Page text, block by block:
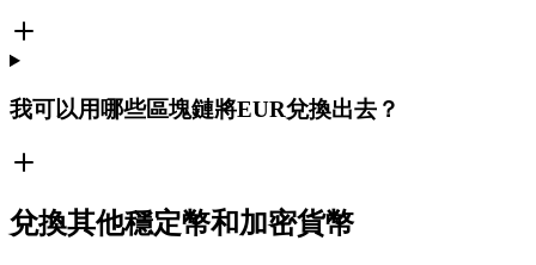
我可以用哪些區塊鏈將EUR兌換出去？
兌換其他穩定幣和加密貨幣